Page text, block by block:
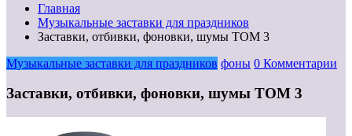
Главная
Музыкальные заставки для праздников
Заставки, отбивки, фоновки, шумы ТОМ 3
Музыкальные заставки для праздников фоны 0 Комментарии
Заставки, отбивки, фоновки, шумы ТОМ 3